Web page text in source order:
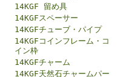
14KGF 留め具
14KGFスペーサー
14KGFチューブ・パイプ
14KGFコインフレーム・コ
イン枠
14KGFチャーム
14KGF天然石チャームパー